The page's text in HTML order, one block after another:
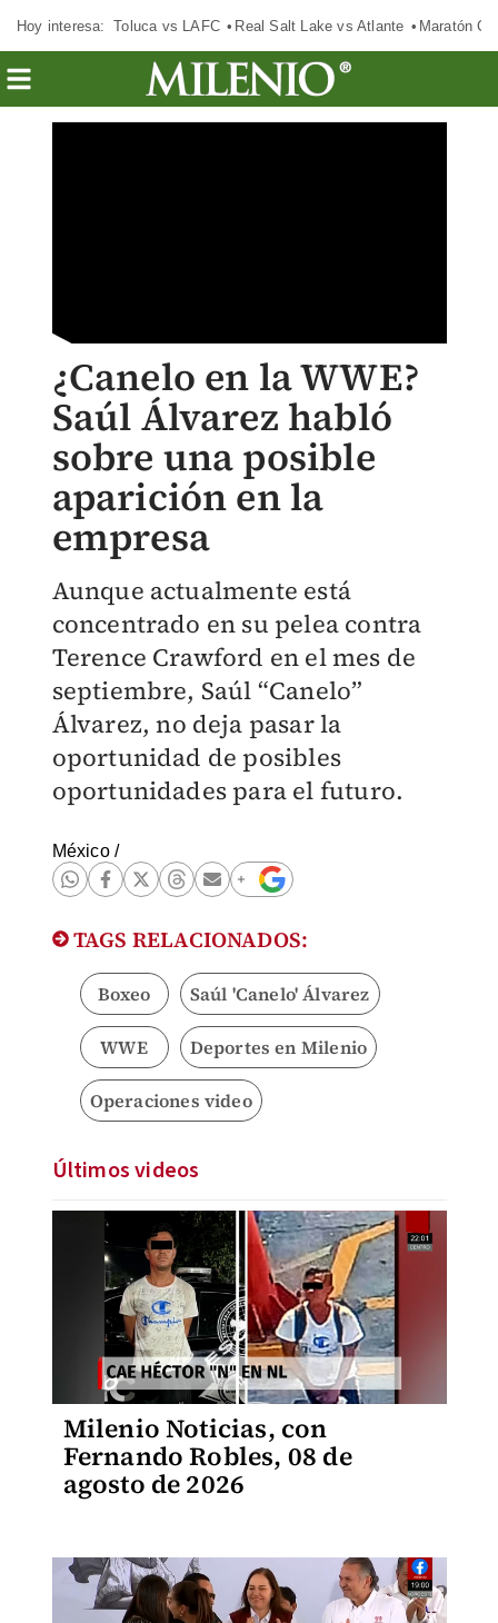
Hoy interesa: Toluca vs LAFC Real Salt Lake vs Atlante Maratón
¿Canelo en la WWE?
Saúl Álvarez habló
sobre una posible
aparición en la
empresa
Aunque actualmente está
concentrado en su pelea contra
Terence Crawford en el mes de
septiembre, Saúl “Canelo”
Álvarez, no deja pasar la
oportunidad de posibles
oportunidades para el futuro.
México/
TAGS RELACIONADOS:
Boxeo Saúl 'Canelo' Álvarez
WWE Deportes en Milenio
Operaciones video
Últimos videos
Milenio Noticias, con
Fernando Robles, 08 de
agosto de 2026